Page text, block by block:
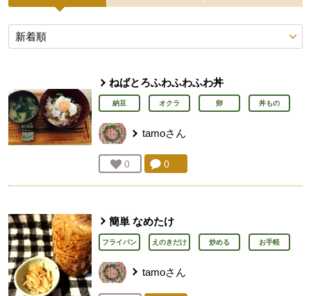
投稿レシピ
ねばとろふわふわふわ丼
納豆 オクラ 卵 丼もの
tamoさん
お気に入り登録：
0 人が登録コメント：
0
簡単 なめたけ
フライパン えのきだけ 炒める お手軽
tamoさん